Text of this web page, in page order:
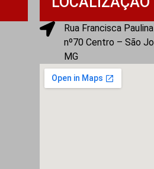
Rua Francisca
nº70 Centro – São
MG